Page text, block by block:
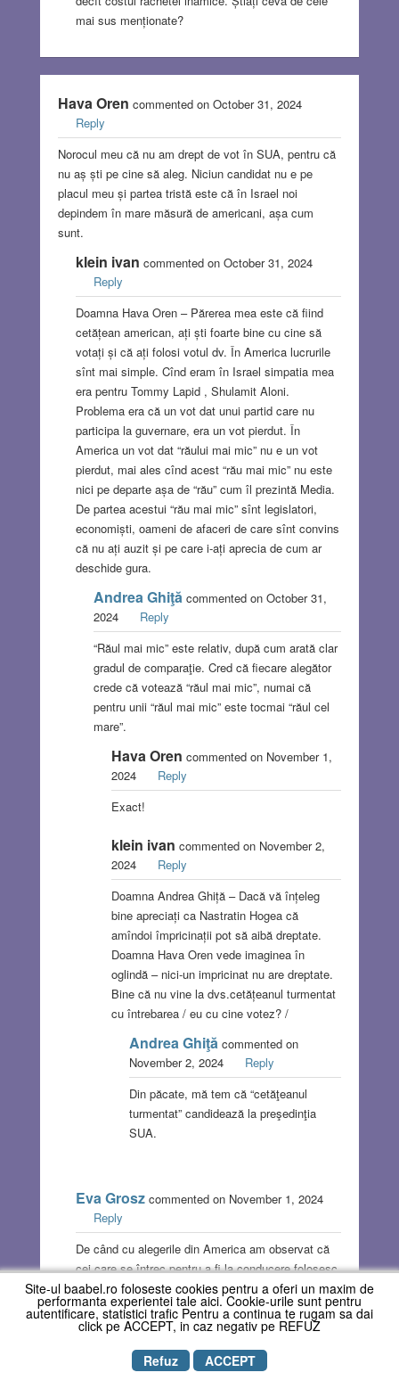
mai sus menționate?
Hava Oren commented on October 31, 2024
Reply
Norocul meu că nu am drept de vot în SUA, pentru că
nu aș ști pe cine să aleg. Niciun candidat nu e pe
placul meu și partea tristă este că în Israel noi
depindem în mare măsură de americani, așa cum
sunt.
klein ivan commented on October 31, 2024
Reply
Doamna Hava Oren – Părerea mea este că fiind
cetățean american, ați ști foarte bine cu cine să
votați și că ați folosi votul dv. În America lucrurile
sînt mai simple. Cînd eram în Israel simpatia mea
era pentru Tommy Lapid , Shulamit Aloni.
Problema era că un vot dat unui partid care nu
participa la guvernare, era un vot pierdut. În
America un vot dat “răului mai mic” nu e un vot
pierdut, mai ales cînd acest “rău mai mic” nu este
nici pe departe așa de “rău” cum îl prezintă Media.
De partea acestui “rău mai mic” sînt legislatori,
economiști, oameni de afaceri de care sînt convins
că nu ați auzit și pe care i-ați aprecia de cum ar
deschide gura.
Andrea Ghiţăcommented on October 31,
2024
Reply
“Răul mai mic” este relativ, după cum arată clar
gradul de comparaţie. Cred că fiecare alegător
crede că votează “răul mai mic”, numai că
pentru unii “răul mai mic” este tocmai “răul cel
mare”.
Hava Oren commented on November 1,
2024
Reply
Exact!
klein ivan commented on November 2,
2024
Reply
Doamna Andrea Ghiță – Dacă vă înțeleg
bine apreciați ca Nastratin Hogea că
amîndoi împricinații pot să aibă dreptate.
Doamna Hava Oren vede imaginea în
oglindă – nici-un impricinat nu are dreptate.
Bine că nu vine la dvs.cetățeanul turmentat
cu întrebarea / eu cu cine votez? /
Andrea Ghiţăcommented on
November 2, 2024
Reply
Din păcate, mă tem că “cetăţeanul
turmentat” candidează la preşedinţia
SUA.
Eva Groszcommented on November 1, 2024
Reply
De când cu alegerile din America am observat că
cei care se întrec pentru a fi la conducere folosesc
un limbaj chiar mai urât decât la noi. în parlament.
Așa că m-am liniștit. Dar poporul sprijină pe cei
care strigă mai tare… ca și la noi.
klein ivan commented on November 2, 2024
Site-ul baabel.ro foloseste cookies pentru a oferi un maxim de
performanta experientei tale aici. Cookie-urile sunt pentru
autentificare, statistici trafic Pentru a continua te rugam sa dai
click pe ACCEPT, in caz negativ pe REFUZ
Refuz
ACCEPT